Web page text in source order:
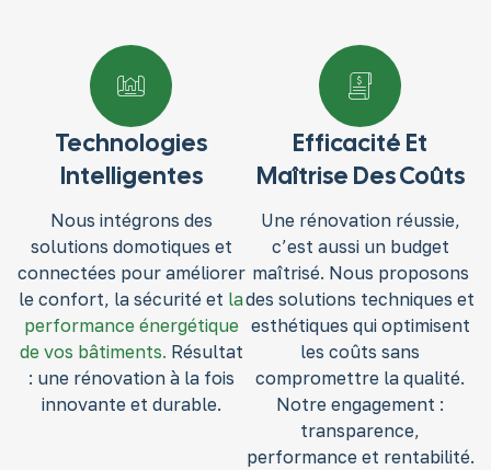
Technologies
Intelligentes
Nous intégrons des
solutions domotiques et
connectées pour améliorer
le confort, la sécurité et la
performance énergétique
de vos bâtiments. Résultat
: une rénovation à la fois
innovante et durable.
Efficacité Et
Maîtrise Des Coûts
Une rénovation réussie,
c’est aussi un budget
maîtrisé. Nous proposons
des solutions techniques et
esthétiques qui optimisent
les coûts sans
compromettre la qualité.
Notre engagement :
transparence,
performance et rentabilité.